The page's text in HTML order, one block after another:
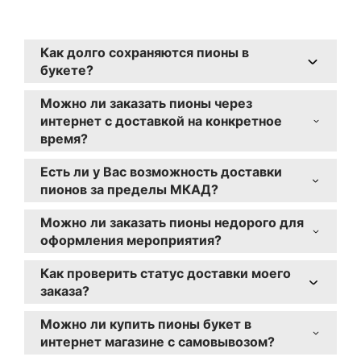
Как долго сохраняются пионы в
букете?
стоять до 7-10 дней. Важно регулярно
менять воду и подрезать стебли.
Можно ли заказать пионы через
интернет с доставкой на конкретное
время?
время доставки с интервалом в один час.
Для особых случаев доступна доставка к
определенному моменту.
Есть ли у Вас возможность доставки
пионов за пределы МКАД?
по Москве, но и по Московской области.
Стоимость доставки за МКАД
рассчитывается индивидуально в
зависимости от расстояния.
Можно ли заказать пионы недорого для
оформления мероприятия?
специальные условия для оформления
свадеб, юбилеев и корпоративных
мероприятий. Для получения
индивидуального предложения свяжитесь
с нашими менеджерами.
Как проверить статус доставки моего
заказа?
уникальный код для отслеживания. Также
наш менеджер свяжется с Вами для
Можно ли купить пионы букет в
интернет магазине с самовывозом?